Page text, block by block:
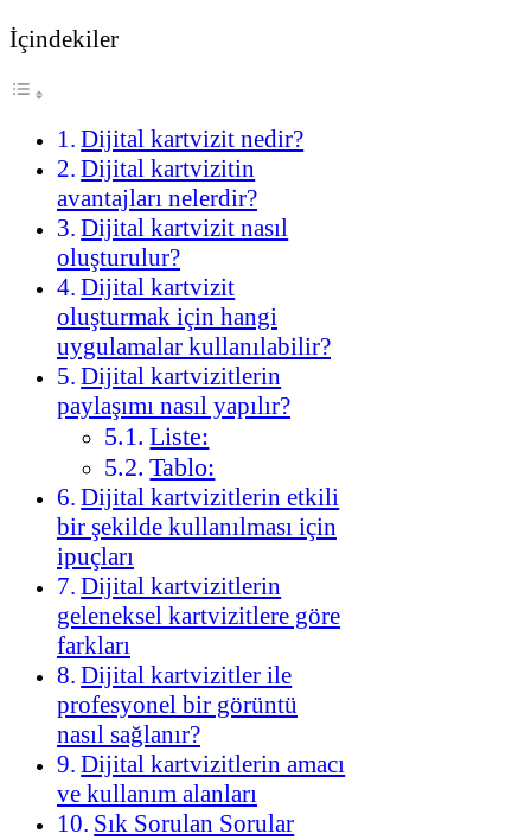
İçindekiler
Dijital kartvizit nedir?
Dijital kartvizitin
avantajları nelerdir?
Dijital kartvizit nasıl
oluşturulur?
Dijital kartvizit
oluşturmak için hangi
uygulamalar kullanılabilir?
Dijital kartvizitlerin
paylaşımı nasıl yapılır?
Liste:
Tablo:
Dijital kartvizitlerin etkili
bir şekilde kullanılması için
ipuçları
Dijital kartvizitlerin
geleneksel kartvizitlere göre
farkları
Dijital kartvizitler ile
profesyonel bir görüntü
nasıl sağlanır?
Dijital kartvizitlerin amacı
ve kullanım alanları
Sık Sorulan Sorular